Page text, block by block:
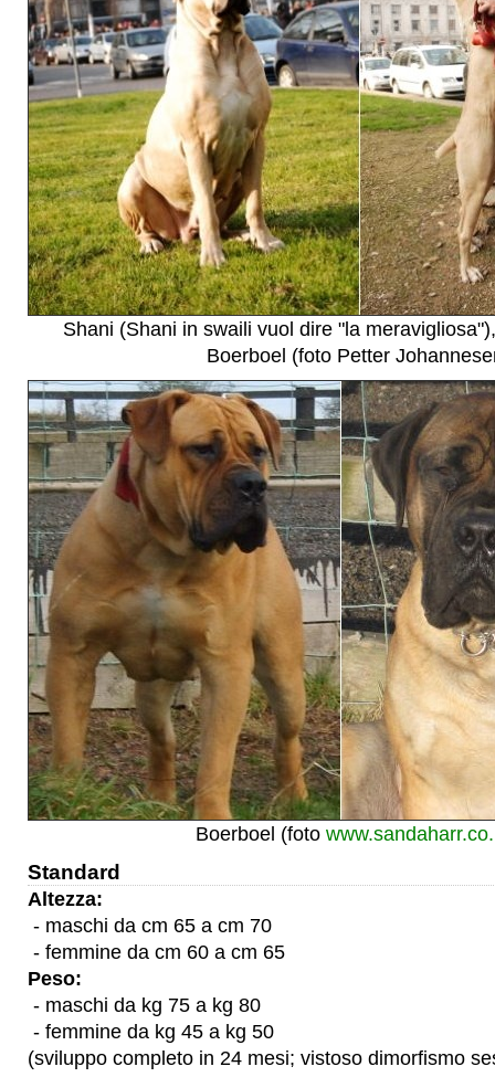
Shani (Shani in swaili vuol dire "la
Boerboel (foto Petter
Boerboel (foto
Standard
Altezza:
- maschi da cm 65 a cm 70
- femmine da cm 60 a cm 65
Peso:
- maschi da kg 75 a kg 80
- femmine da kg 45 a kg 50
(sviluppo completo in 24 mesi; vistoso dimorfismo